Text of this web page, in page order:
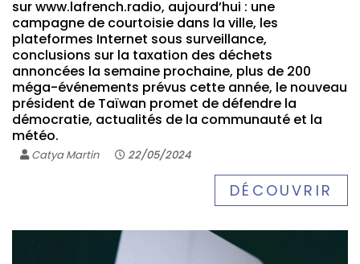
sur www.lafrench.radio, aujourd’hui : une
campagne de courtoisie dans la ville, les
plateformes Internet sous surveillance,
conclusions sur la taxation des déchets
annoncées la semaine prochaine, plus de 200
méga-événements prévus cette année, le nouveau
président de Taïwan promet de défendre la
démocratie, actualités de la communauté et la
météo.
Catya Martin 22/05/2024
DÉCOUVRIR